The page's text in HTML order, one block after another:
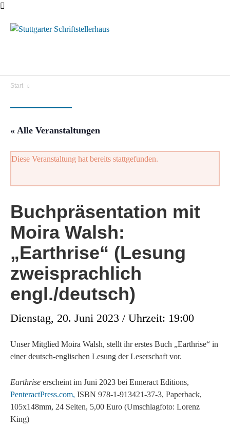
Start
« Alle Veranstaltungen
Diese Veranstaltung hat bereits stattgefunden.
Buchpräsentation mit
Moira Walsh:
„Earthrise“ (Lesung
zweisprachlich
engl./deutsch)
Dienstag, 20. Juni 2023 / Uhrzeit: 19:00
Unser Mitglied Moira Walsh, stellt ihr erstes Buch „Earthrise“ in
einer deutsch-englischen Lesung der Leserschaft vor.
Earthrise erscheint im Juni 2023 bei Enneract Editions,
PenteractPress.com, ISBN 978-1-913421-37-3, Paperback,
105x148mm, 24 Seiten, 5,00 Euro (Umschlagfoto: Lorenz
King)